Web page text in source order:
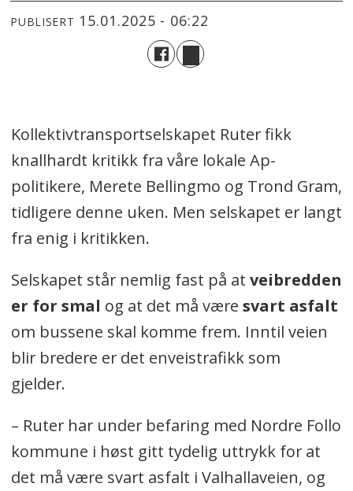
PUBLISERT 15.01.2025 - 06:22
Kollektivtransportselskapet Ruter fikk
knallhardt kritikk fra våre lokale Ap-
politikere, Merete Bellingmo og Trond Gram,
tidligere denne uken. Men selskapet er langt
fra enig i kritikken.
Selskapet står nemlig fast på at veibredden
er for smal og at det må være svart asfalt
om bussene skal komme frem. Inntil veien
blir bredere er det enveistrafikk som
gjelder.
– Ruter har under befaring med Nordre Follo
kommune i høst gitt tydelig uttrykk for at
det må være svart asfalt i Valhallaveien, og